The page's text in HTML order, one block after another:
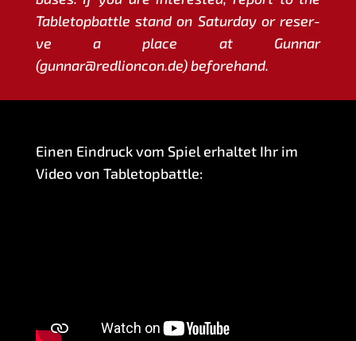
Table­top­batt­le stand on Satur­day or reser­
ve a place at Gun­nar
(gunnar@redlioncon.de) beforehand.
Einen Ein­druck vom Spiel erhal­tet Ihr im
Video von Tabletopbattle: